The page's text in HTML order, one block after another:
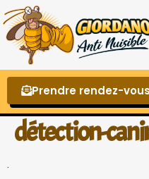
Prendre rendez-vous
détection-
.